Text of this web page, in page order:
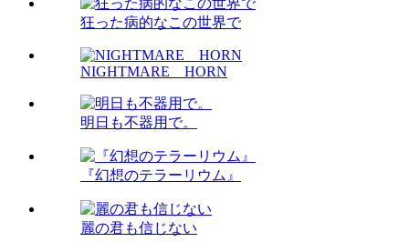
狂った病的なこの世界で
NIGHTMARE HORN
明日も不器用で。
『幻想のテラーリウム』
麗の君も信じない